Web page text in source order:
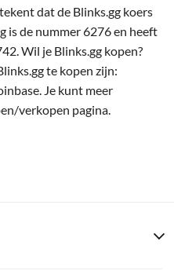
dat de Blinks.gg koers
is de nummer 6276 en heeft
Wil je Blinks.gg kopen?
te kopen zijn:
Je kunt meer
verkopen pagina.